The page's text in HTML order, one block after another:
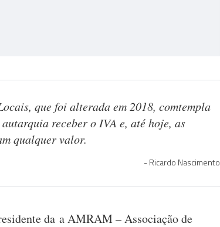
que foi alterada em 2018, comtempla
receber o IVA e, até hoje, as
qualquer valor.
Ricardo Nascimento
da a AMRAM – Associação de